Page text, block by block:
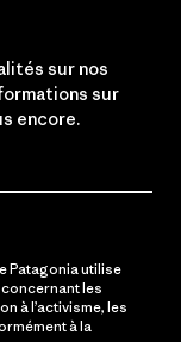
sur nos
sur
encore.
Patagonia utilise
les
à l’activisme, les
à la